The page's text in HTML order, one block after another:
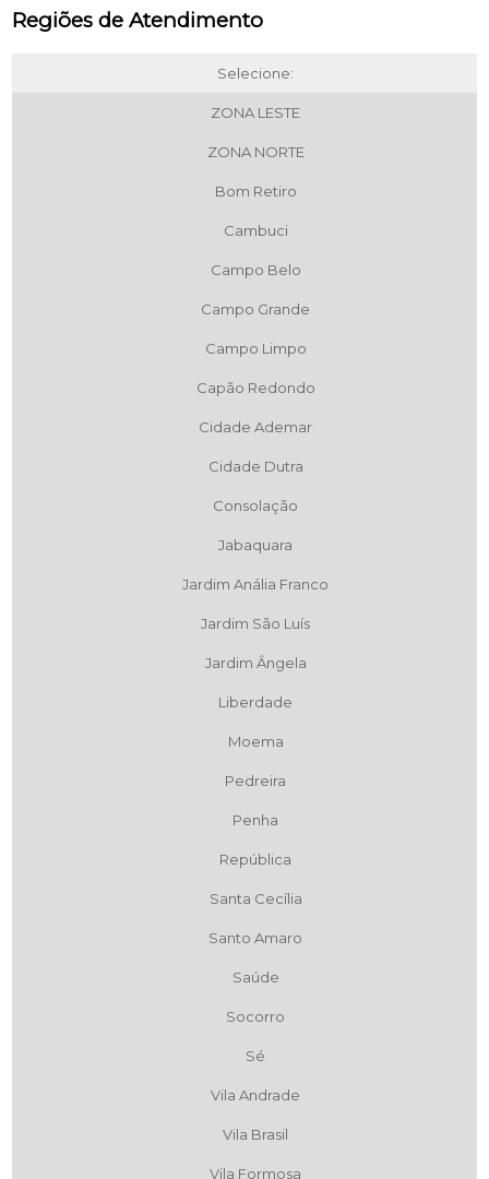
Regiões de Atendimento
Selecione:
ZONA LESTE
ZONA NORTE
Bom Retiro
Cambuci
Campo Belo
Campo Grande
Campo Limpo
Capão Redondo
Cidade Ademar
Cidade Dutra
Consolação
Jabaquara
Jardim Anália Franco
Jardim São Luís
Jardim Ângela
Liberdade
Moema
Pedreira
Penha
República
Santa Cecília
Santo Amaro
Saúde
Socorro
Sé
Vila Andrade
Vila Brasil
Vila Formosa